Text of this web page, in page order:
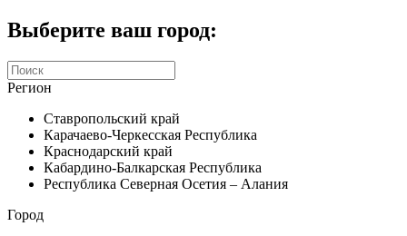
Выберите ваш город:
Регион
Ставропольский край
Карачаево-Черкесская Республика
Краснодарский край
Кабардино-Балкарская Республика
Республика Северная Осетия – Алания
Город